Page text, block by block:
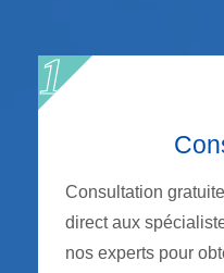
Consultation
direct aux
nos experts pour